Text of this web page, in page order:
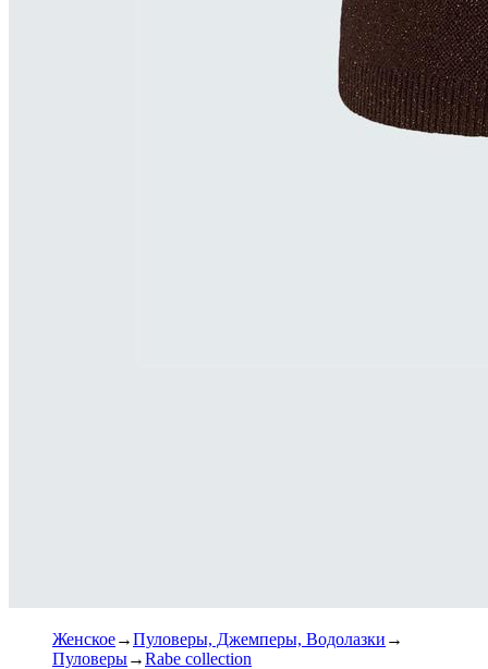
Женское
Пуловеры, Джемперы, Водолазки
Пуловеры
Rabe collection